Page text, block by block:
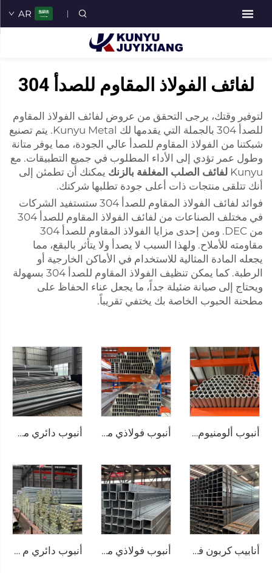
AR
لفائف الفولاذ المقاوم للصدأ 304
لتوفير وقتك، يرجى التحقق من عروض لفائف الفولاذ المقاوم
للصدأ 304 بالجملة التي يقدمها لك Kunyu Metal. يتم تصنيع
شبكتنا من الفولاذ المقاوم للصدأ عالي الجودة، مما يوفر متانة
وطول عمر تؤدي إلى الأداء المطلوب في جميع التطبيقات. مع
Kunyu لفائف الصلب المغلفة بالزنك يمكنك أن تطمئن إلى
أنك تتلقى منتجات ذات أعلى جودة تطلبها شركتك.
فوائد لفائف الفولاذ المقاوم للصدأ 304 ستستفيد الشركات
في مختلف الصناعات من لفائف الفولاذ المقاوم للصدأ 304
من DEC. ومن إحدى مزايا الفولاذ المقاوم للصدأ 304
مقاومته للأملاح. ولهذا السبب لا يصدأ ولا يتأثر بالبقع، مما
يجعله المادة المثالية للاستخدام في الأماكن الخارجية أو
الرطبة. كما يمكن تنظيف الفولاذ المقاوم للصدأ 304 بسهولة
ويحتاج إلى صيانة ضئيلة جداً، ما يجعل عناء الحفاظ على
مطحنة الحبوب الخاصة بك يختفي تقريباً.
أنبوب ألومنيوم دائري وفق معايير JIS وASTM، أنبوب غير ملحوم أنبوب فولاذي من الألومنيوم، أنابيب مربعة غير ملحومة أنبوب دائري من الصلب الكربوني، أنبوب أسود مدرفل على الساخن، ASTM AISI
أنابيب كربون فولاذية مربعة غير ملحومة أنبوب فولاذي مجلفن Gi، أنبوب مربع غير ملحوم أنبوب دائري م Seamless مغلفن